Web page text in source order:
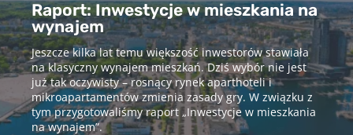
Raport: Inwestycje w mieszkania na
wynajem
Jeszcze kilka lat temu większość inwestorów stawiała
na klasyczny wynajem mieszkań. Dziś wybór nie jest
już tak oczywisty – rosnący rynek aparthoteli i
mikroapartamentów zmienia zasady gry. W związku z
tym przygotowaliśmy raport „Inwestycje w mieszkania
na wynajem”.
Chcę otrzymywać treści o charakterze marketingowym drogą e-
mail od Cenatorium Sp. z o.o. z siedzibą w Warszawie. Mam
świadomość, że mogę zrezygnować z subskrypcji w każdej chwili.
Więcej informacji o przetwarzaniu moich danych dostępnych jest
wPolityce prywatności.